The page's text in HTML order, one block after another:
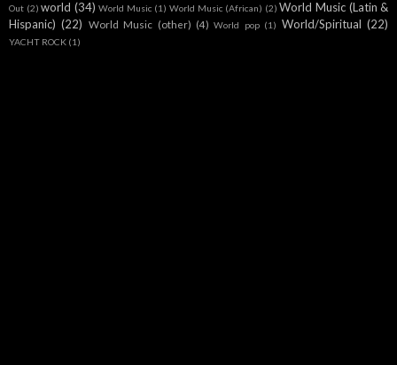
Out (2) world (34) World Music (1) World Music (African) (2) World Music (Latin &
Hispanic) (22) World Music (other) (4) World pop (1) World/Spiritual (22)
YACHT ROCK (1)